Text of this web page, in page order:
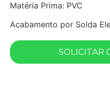
SOLICITAR
Matéria Prima: PVC
Acabamento por Solda